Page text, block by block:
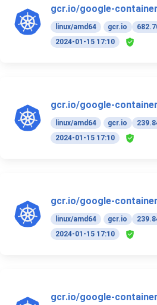
gcr.io/google-
linux/amd64 gcr.io
2024-01-15 17:10
gcr.io/google-
linux/amd64 gcr.io
2024-01-15 17:10
gcr.io/google-
linux/amd64 gcr.io
2024-01-15 17:10
gcr.io/google-